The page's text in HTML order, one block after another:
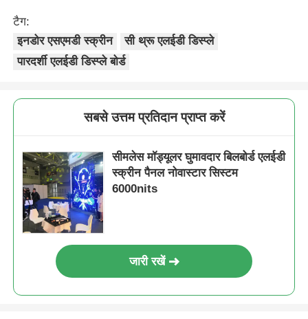
टैग:
इनडोर एसएमडी स्क्रीन
सी थ्रू एलईडी डिस्प्ले
पारदर्शी एलईडी डिस्प्ले बोर्ड
सबसे उत्तम प्रतिदान प्राप्त करें
सीमलेस मॉड्यूलर घुमावदार बिलबोर्ड एलईडी
स्क्रीन पैनल नोवास्टार सिस्टम
6000nits
जारी रखें